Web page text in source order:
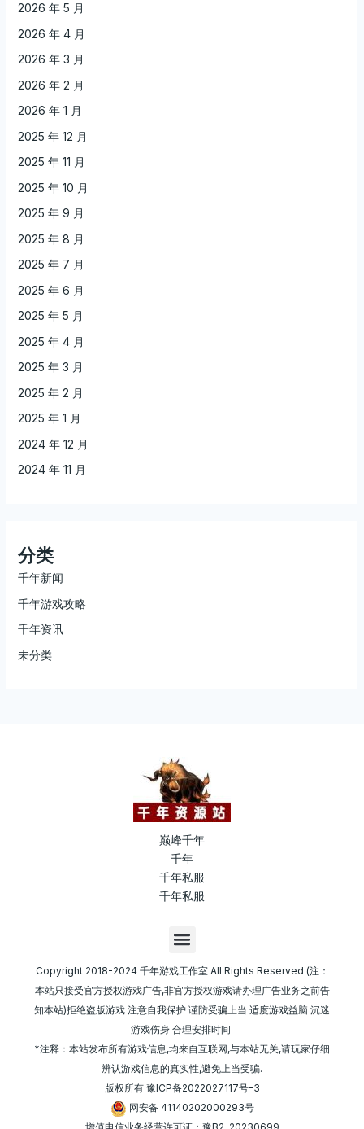
2026 年 5 月
2026 年 4 月
2026 年 3 月
2026 年 2 月
2026 年 1 月
2025 年 12 月
2025 年 11 月
2025 年 10 月
2025 年 9 月
2025 年 8 月
2025 年 7 月
2025 年 6 月
2025 年 5 月
2025 年 4 月
2025 年 3 月
2025 年 2 月
2025 年 1 月
2024 年 12 月
2024 年 11 月
分类
千年新闻
千年游戏攻略
千年资讯
未分类
巅峰千年
千年
千年私服
千年私服
M
e
n
u
Copyright 2018-2024 千年游戏工作室 All Rights Reserved (注：
本站只接受官方授权游戏广告,非官方授权游戏请办理广告业务之前告
知本站)拒绝盗版游戏 注意自我保护 谨防受骗上当 适度游戏益脑 沉迷
游戏伤身 合理安排时间
*注释：本站发布所有游戏信息,均来自互联网,与本站无关,请玩家仔细
辨认游戏信息的真实性,避免上当受骗.
版权所有 豫ICP备2022027117号-3
网安备 41140202000293号